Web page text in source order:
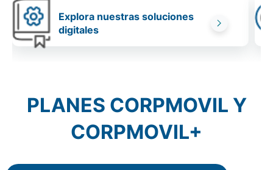
Explora nuestras soluciones
digitales
PLANES CORPMOVIL Y
CORPMOVIL+